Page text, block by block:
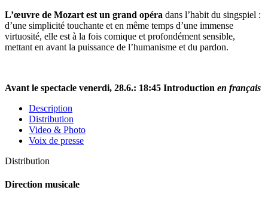
L’œuvre de Mozart est un grand opéra dans l’habit du singspiel :
d’une simplicité touchante et en même temps d’une immense
virtuosité, elle est à la fois comique et profondément sensible,
mettant en avant la puissance de l’humanisme et du pardon.
Avant le spectacle venerdi, 28.6.: 18:45 Introduction en français
Description
Distribution
Video & Photo
Voix de presse
Distribution
Direction musicale